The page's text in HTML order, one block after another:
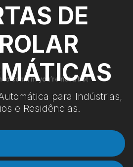
DE
para Indústrias,
e Residências.